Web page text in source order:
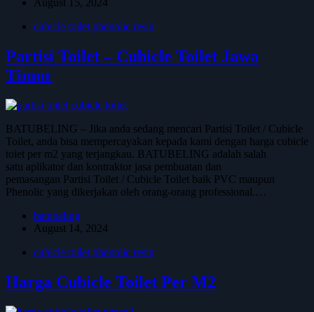
August 15, 2024
cubicle toilet phenolic resin
Partisi Toilet – Cubicle Toilet Jawa
Timur
BATUBELING – Jika anda sedang mencari Partisi Toilet / Cubicle
Toilet, anda bisa mempercayakan kepada kami dengan harga cubicle
toiet per m2 yang terjangkau. BATUBELING adalah salah
satu aplikator dan kontraktor jasa pembuatan dan
pemasangan Partisi Toilet / Cubicle Toilet baik PVC maupun
Phenolic yang dikerjakan oleh orang-orang professional.…
batubeling
August 14, 2024
cubicle toilet phenolic resin
Harga Cubicle Toilet Per M2